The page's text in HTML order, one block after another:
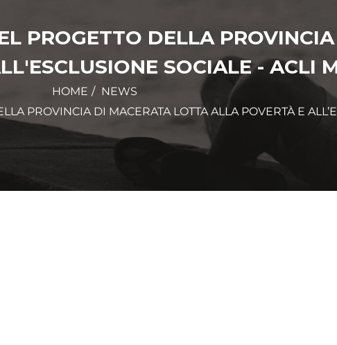
PROGETTO DELLA
SOCIALE - ACLI
HOME
NEWS
PROVINCIA DI MACERATA LOTTA ALLA POVERTÀ E